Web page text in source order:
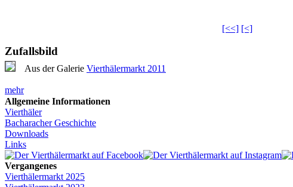
[<<] [<]
Zufallsbild
Aus der Galerie Vierthälermarkt 2011
mehr
Allgemeine Informationen
Vierthäler
Bacharacher Geschichte
Downloads
Links
Vergangenes
Vierthälermarkt 2025